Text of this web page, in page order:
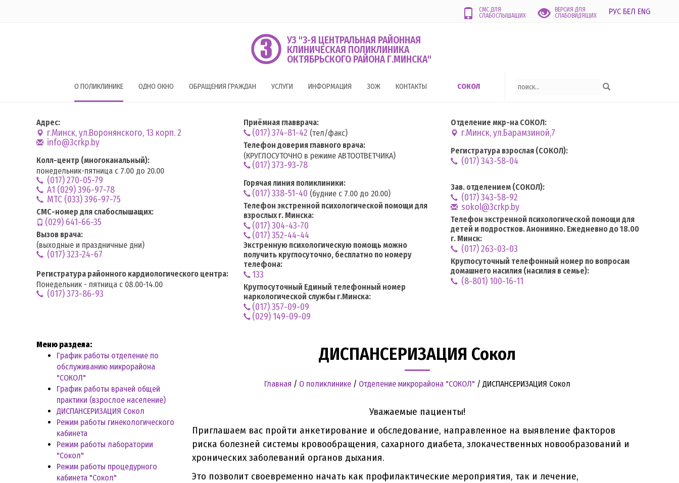
СМС ДЛЯ
СЛАБОСЛЫШАЩИХ
ВЕРСИЯ ДЛЯ
СЛАБОВИДЯЩИХ
РУС БЕЛ ENG
УЗ "3-Я ЦЕНТРАЛЬНАЯ РАЙОННАЯ
КЛИНИЧЕСКАЯ ПОЛИКЛИНИКА
ОКТЯБРЬСКОГО РАЙОНА Г.МИНСКА"
О ПОЛИКЛИНИКЕ ОДНО ОКНО ОБРАЩЕНИЯ ГРАЖДАН УСЛУГИ ИНФОРМАЦИЯ ЗОЖ КОНТАКТЫ СОКОЛ
Адрес:
г.Минск, ул.Воронянского, 13 корп. 2
info@3crkp.by
Колл-центр (многоканальный):
понедельник-пятница с 7.00 до 20.00
(017) 270-05-79
А1 (029) 396-97-78
MTC (033) 396-97-75
СМС-номер для слабослышащих:
(029) 641-66-35
Вызов врача:
(выходные и праздничные дни)
(017) 323-24-67
Регистратура районного кардиологического центра:
Понедельник - пятница с 08.00-14.00
(017) 373-86-93
Приёмная главврача:
(017) 374-81-42 (тел/факс)
Телефон доверия главного врача:
(КРУГЛОСУТОЧНО в режиме АВТООТВЕТЧИКА)
(017) 373-93-78
Горячая линия поликлиники:
(017) 338-51-40 (будние с 7.00 до 20.00)
Телефон экстренной психологической помощи для
взрослых г. Минска:
(017) 304-43-70
(017) 352-44-44
Экстренную психологическую помощь можно
получить круглосуточно, бесплатно по номеру
телефона:
133
Круглосуточный Единый телефонный номер
наркологической службы г.Минска:
(017) 357-09-09
(029) 149-09-09
Отделение мкр-на СОКОЛ:
г.Минск, ул.Барамзиной,7
Регистратура взрослая (СОКОЛ):
(017) 343-58-04
Зав. отделением (СОКОЛ):
(017) 343-58-92
sokol@3crkp.by
Телефон экстренной психологической помощи для
детей и подростков. Анонимно. Ежедневно до 18.00
г. Минск:
(017) 263-03-03
Круглосуточный телефонный номер по вопросам
домашнего насилия (насилия в семье):
(8-801) 100-16-11
ДИСПАНСЕРИЗАЦИЯ Сокол
Главная / О поликлинике/ Отделение микрорайона "СОКОЛ" / ДИСПАНСЕРИЗАЦИЯ Сокол
Уважаемые пациенты!
Приглашаем вас пройти анкетирование и обследование, направленное на выявление факторов
риска болезней системы кровообращения, сахарного диабета, злокачественных новообразований и
хронических заболеваний органов дыхания.
Это позволит своевременно начать как профилактические мероприятия, так и лечение,
Меню раздела:
График работы отделение по
обслуживанию микрорайона
"СОКОЛ"
График работы врачей общей
практики (взрослое население)
ДИСПАНСЕРИЗАЦИЯ Сокол
Режим работы гинекологического
кабинета
Режим работы лаборатории
"Сокол"
Режим работы процедурного
кабинета "Сокол"